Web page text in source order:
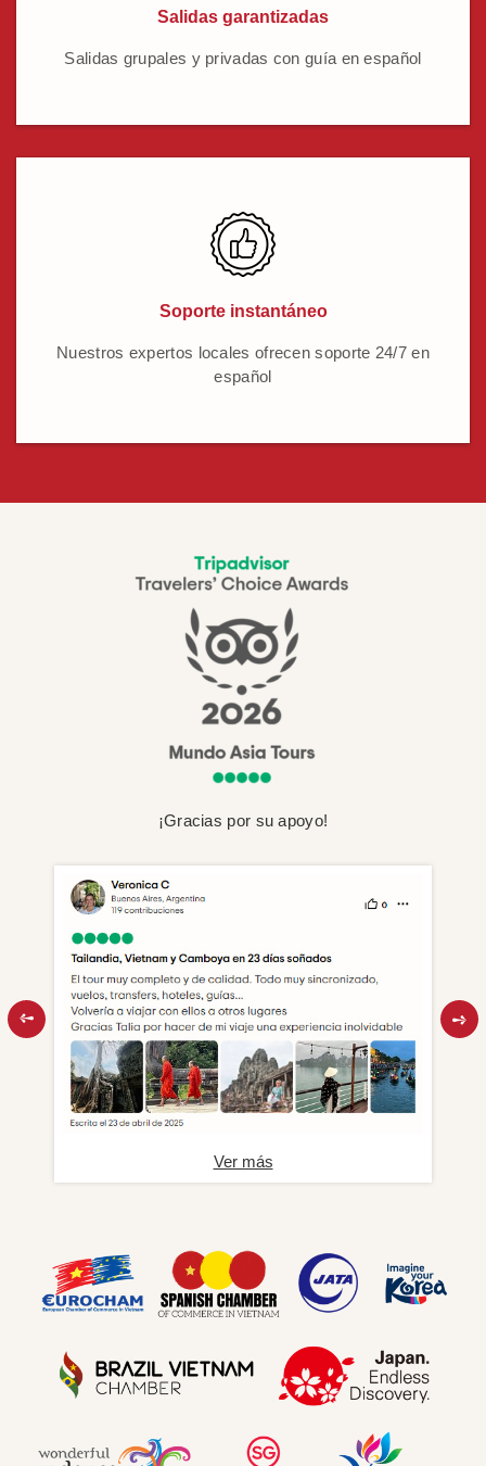
Salidas garantizadas
Salidas grupales y privadas con guía en español
Soporte instantáneo
Nuestros expertos locales ofrecen soporte 24/7 en
español
¡Gracias por su apoyo!
Ver más